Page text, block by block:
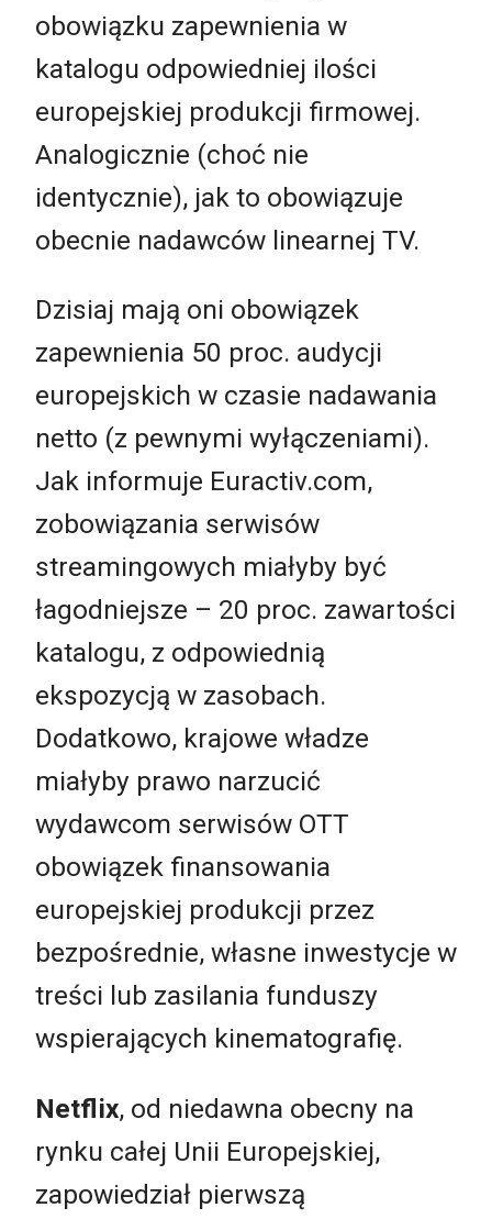
obowiązku zapewnienia w
katalogu odpowiedniej ilości
europejskiej produkcji firmowej.
Analogicznie (choć nie
identycznie), jak to obowiązuje
obecnie nadawców linearnej TV.
Dzisiaj mają oni obowiązek
zapewnienia 50 proc. audycji
europejskich w czasie nadawania
netto (z pewnymi wyłączeniami).
Jak informuje Euractiv.com,
zobowiązania serwisów
streamingowych miałyby być
łagodniejsze – 20 proc. zawartości
katalogu, z odpowiednią
ekspozycją w zasobach.
Dodatkowo, krajowe władze
miałyby prawo narzucić
wydawcom serwisów OTT
obowiązek finansowania
europejskiej produkcji przez
bezpośrednie, własne inwestycje w
treści lub zasilania funduszy
wspierających kinematografię.
Netflix, od niedawna obecny na
rynku całej Unii Europejskiej,
zapowiedział pierwszą